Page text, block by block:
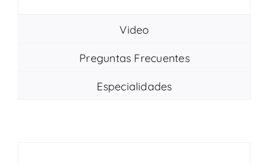
Video
Preguntas Frecuentes
Especialidades